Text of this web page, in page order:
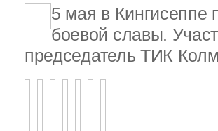
5 мая в Кингисеппе
боевой славы.
председатель ТИК